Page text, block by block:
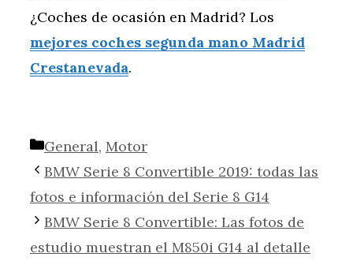
¿Coches de ocasión en Madrid? Los
mejores coches segunda mano Madrid
Crestanevada.
Categorías
General, Motor
BMW Serie 8 Convertible 2019: todas las
fotos e información del Serie 8 G14
BMW Serie 8 Convertible: Las fotos de
estudio muestran el M850i G14 al detalle